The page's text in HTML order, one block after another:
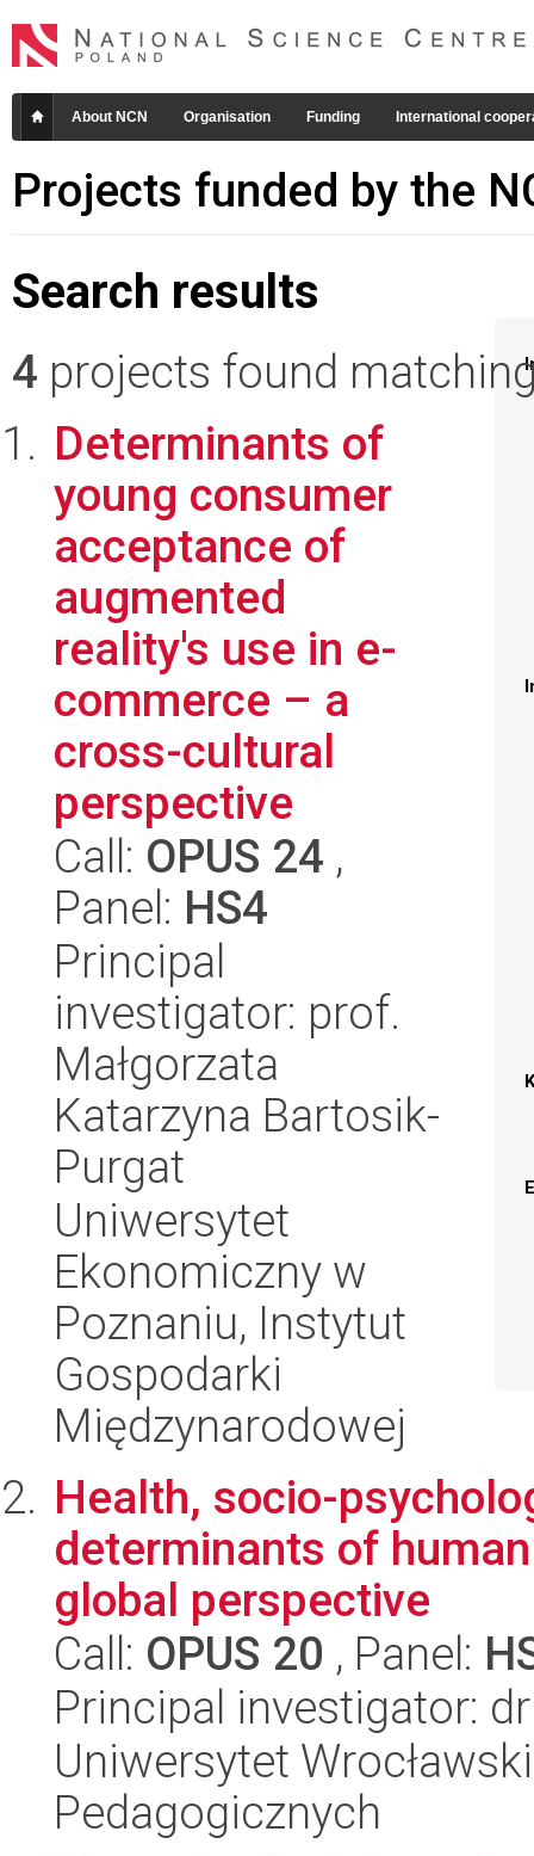
About NCN Organisation Funding International
Projects funded by the
Search results
4 projects found
Determinants of
young consumer
acceptance of
augmented
reality's use in e-
commerce – a
cross-cultural
perspective
Call: OPUS 24 ,
Panel: HS4
Principal
investigator: prof.
Małgorzata
Katarzyna Bartosik-
Purgat
Uniwersytet
Ekonomiczny w
Poznaniu, Instytut
Gospodarki
Międzynarodowej
Health, socio-
determinants of
global perspective
Call: OPUS 20 , Panel:
Principal investigator:
Uniwersytet
Pedagogicznych